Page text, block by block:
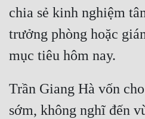
chia sẻ kinh nghiệm
trưởng phòng hoặc
Trần Giang Hà vốn
sớm, không nghĩ đến